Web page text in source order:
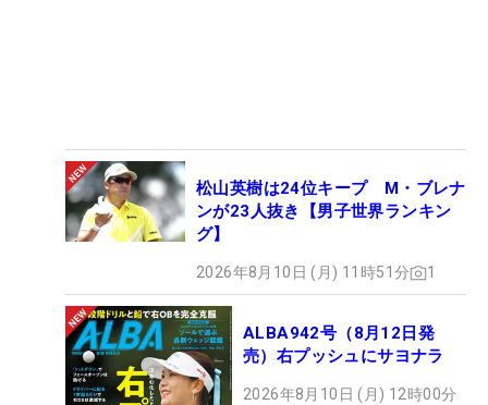
松山英樹は24位キープ M・ブレナ
ンが23人抜き【男子世界ランキン
グ】
2026年8月10日 (月) 11時51分 1
ALBA942号（8月12日発
売）右プッシュにサヨナラ
2026年8月10日 (月) 12時00分